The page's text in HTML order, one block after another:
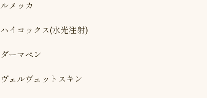
ルメッカ
ハイコックス(水光注射)
ダーマペン
ヴェルヴェットスキン